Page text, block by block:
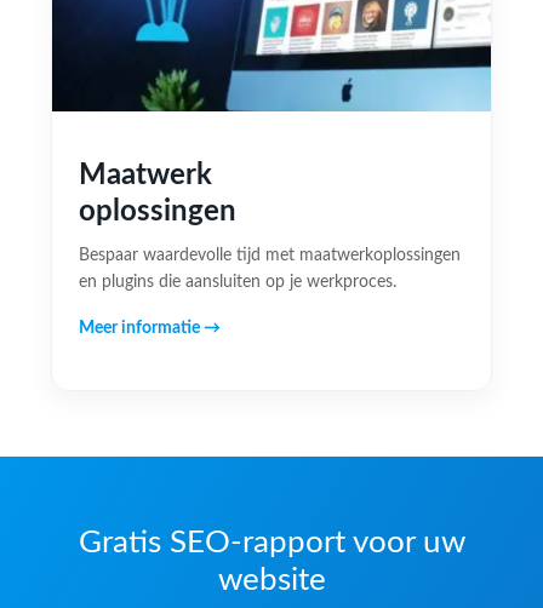
Maatwerk
oplossingen
Bespaar waardevolle tijd met maatwerkoplossingen
en plugins die aansluiten op je werkproces.
Meer informatie →
Gratis SEO-rapport voor uw
website